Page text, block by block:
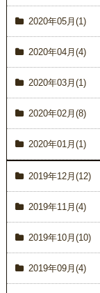
2020年05月(1)
2020年04月(4)
2020年03月(1)
2020年02月(8)
2020年01月(1)
2019年12月(12)
2019年11月(4)
2019年10月(10)
2019年09月(4)